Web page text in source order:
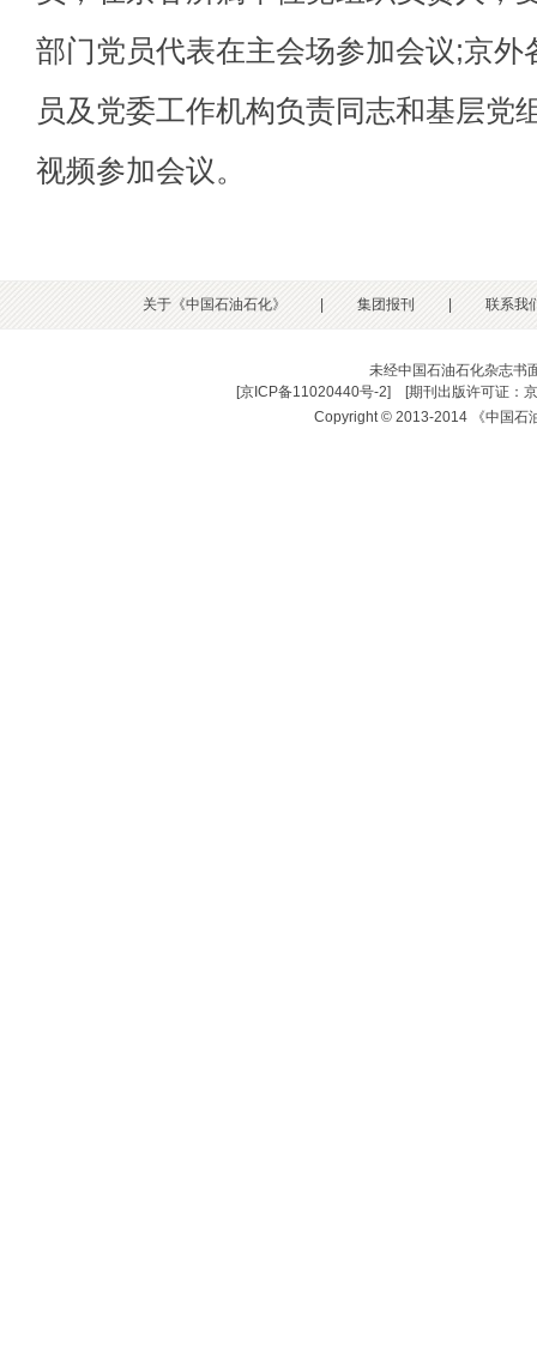
部门党员代表在主会场参加会议;京外
员及党委工作机构负责同志和基层党
视频参加会议。
关于《中国石油石化》 | 集团报刊 | 联系我
未经中国石油石化杂志书
[京ICP备11020440号-2] [期刊出版许可证：
Copyright © 2013-2014 《中国石